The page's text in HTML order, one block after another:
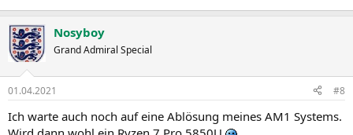
Nosyboy
Grand Admiral Special
01.04.2021 #8
Ich warte auch noch auf eine Ablösung meines AM1 Systems.